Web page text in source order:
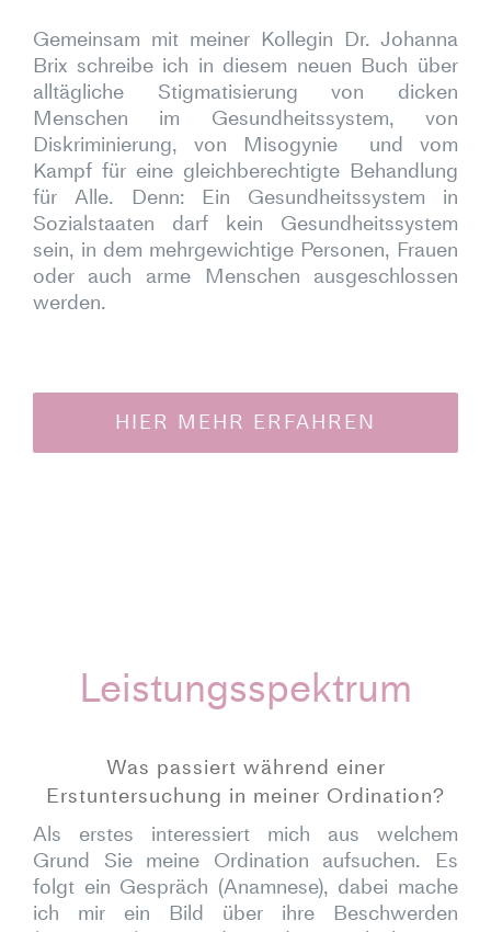
Gemeinsam mit meiner Kollegin Dr. Johanna
Brix schreibe ich in diesem neuen Buch über
alltägliche Stigmatisierung von dicken
Menschen im Gesundheitssystem, von
Diskriminierung, von Misogynie und vom
Kampf für eine gleichberechtigte Behandlung
für Alle. Denn: Ein Gesundheitssystem in
Sozialstaaten darf kein Gesundheitssystem
sein, in dem mehrgewichtige Personen, Frauen
oder auch arme Menschen ausgeschlossen
werden.
HIER MEHR ERFAHREN
Leistungsspektrum
Was passiert während einer
Erstuntersuchung in meiner Ordination?
Als erstes interessiert mich aus welchem
Grund Sie meine Ordination aufsuchen. Es
folgt ein Gespräch (Anamnese), dabei mache
ich mir ein Bild über ihre Beschwerden